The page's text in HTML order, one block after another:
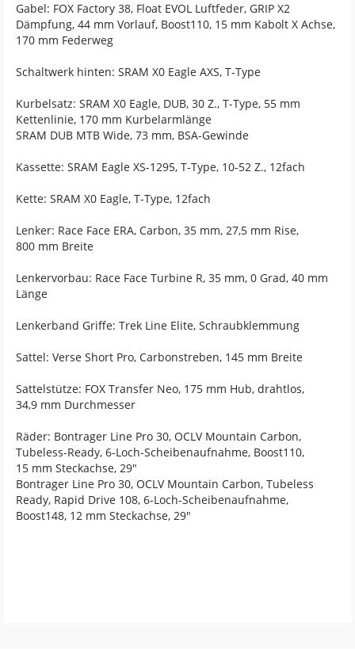
Gabel: FOX Factory 38, Float EVOL Luftfeder, GRIP X2
Dämpfung, 44 mm Vorlauf, Boost110, 15 mm Kabolt X Achse,
170 mm Federweg
Schaltwerk hinten: SRAM X0 Eagle AXS, T-Type
Kurbelsatz: SRAM X0 Eagle, DUB, 30 Z., T-Type, 55 mm
Kettenlinie, 170 mm Kurbelarmlänge
SRAM DUB MTB Wide, 73 mm, BSA-Gewinde
Kassette: SRAM Eagle XS-1295, T-Type, 10-52 Z., 12fach
Kette: SRAM X0 Eagle, T-Type, 12fach
Lenker: Race Face ERA, Carbon, 35 mm, 27,5 mm Rise,
800 mm Breite
Lenkervorbau: Race Face Turbine R, 35 mm, 0 Grad, 40 mm
Länge
Lenkerband Griffe: Trek Line Elite, Schraubklemmung
Sattel: Verse Short Pro, Carbonstreben, 145 mm Breite
Sattelstütze: FOX Transfer Neo, 175 mm Hub, drahtlos,
34,9 mm Durchmesser
Räder: Bontrager Line Pro 30, OCLV Mountain Carbon,
Tubeless-Ready, 6-Loch-Scheibenaufnahme, Boost110,
15 mm Steckachse, 29"
Bontrager Line Pro 30, OCLV Mountain Carbon, Tubeless
Ready, Rapid Drive 108, 6-Loch-Scheibenaufnahme,
Boost148, 12 mm Steckachse, 29"